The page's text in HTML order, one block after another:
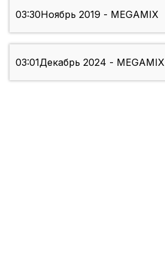
03:30Ноябрь 2019 - MEGAMIX
03:01Декабрь 2024 - MEGAMIX